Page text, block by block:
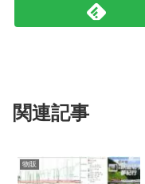
関連記事
物販